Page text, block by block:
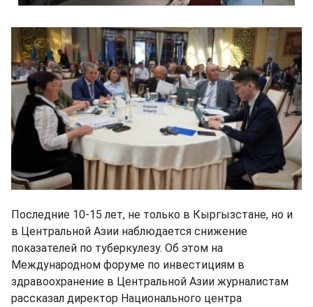
Последние 10-15 лет, не только в Кыргызстане, но и
в Центральной Азии наблюдается снижение
показателей по туберкулезу. Об этом на
Международном форуме по инвестициям в
здравоохранение в Центральной Азии журналистам
рассказал директор Национального центра